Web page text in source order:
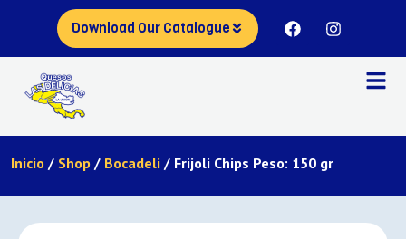
Download Our Catalogue
Inicio / Shop / Bocadeli / Frijoli Chips Peso: 150 gr